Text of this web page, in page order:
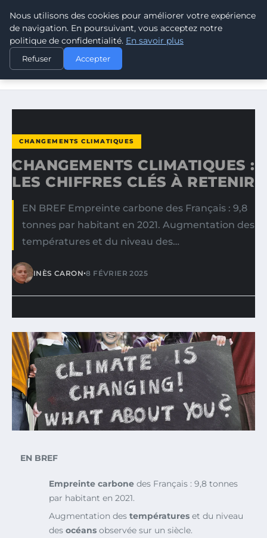
CLIMATE GUARDIAN
ACCUEIL
CHANGEMENTS CLIMATIQUES
CHANGEMENTS CLIMATIQUES : LES CHIFFRES CLÉS À
CHANGEMENTS CLIMATIQUES
CHANGEMENTS CLIMATIQUES :
LES CHIFFRES CLÉS À RETENIR
EN BREF Empreinte carbone des Français : 9,8
tonnes par habitant en 2021. Augmentation des
températures et du niveau des…
INÈS CARON•8 FÉVRIER 2025
EN BREF
Empreinte carbone des Français : 9,8 tonnes
par habitant en 2021.
Augmentation des températures et du niveau
des océans observée sur un siècle.
Nous utilisons des cookies pour améliorer votre expérience
de navigation. En poursuivant, vous acceptez notre
politique de confidentialité. En savoir plus
Refuser Accepter